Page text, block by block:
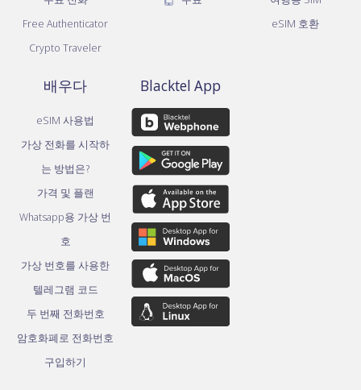
Free Authenticator
Crypto Traveler
eSIM 호환
배우다
eSIM 사용법
가상 전화를 시작하
는 방법은?
가격 및 플랜
Whatsapp용 가상 번
호
가상 번호를 사용한
텔레그램 코드
두 번째 전화번호
암호화폐로 전화번호
구입하기
Blacktel App